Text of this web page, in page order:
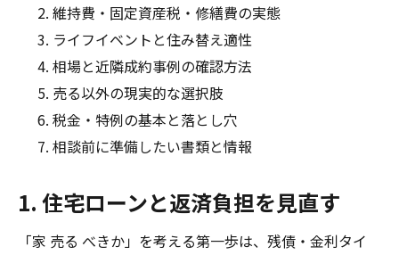
維持費・固定資産税・修繕費の実態
ライフイベントと住み替え適性
相場と近隣成約事例の確認方法
売る以外の現実的な選択肢
税金・特例の基本と落とし穴
相談前に準備したい書類と情報
1. 住宅ローンと返済負担を見直す
「家 売る べきか」を考える第一歩は、残債・金利タイ